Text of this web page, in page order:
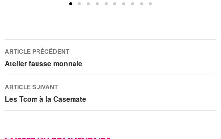
ARTICLE PRÉCÉDENT
Atelier fausse monnaie
ARTICLE SUIVANT
Les Tcom à la Casemate